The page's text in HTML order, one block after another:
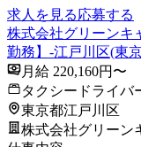
求人を見る応募する
株式会社グリーンキ
勤務】-江戸川区(東
月給 220,160円〜
タクシードライバ
東京都江戸川区
株式会社グリーン